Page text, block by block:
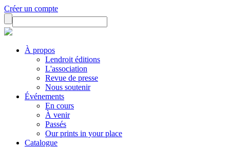
Créer un compte
À propos
Lendroit éditions
L'association
Revue de presse
Nous soutenir
Événements
En cours
À venir
Passés
Our prints in your place
Catalogue